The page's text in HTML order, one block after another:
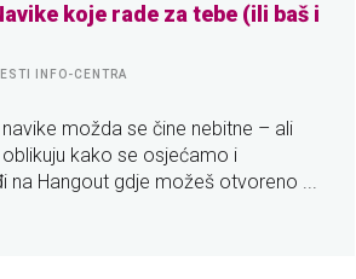
koje rade za tebe (ili baš i
INFO-CENTRA
možda se čine nebitne – ali
kako se osjećamo i
na Hangout gdje možeš otvoreno ...